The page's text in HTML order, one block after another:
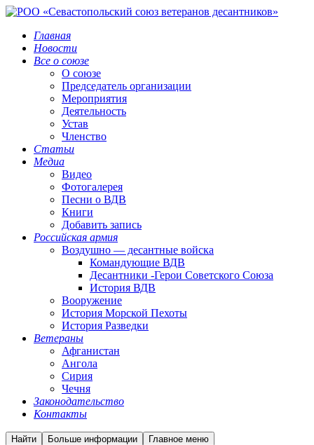
Главная
Новости
Все о союзе
О союзе
Председатель организации
Мероприятия
Деятельность
Устав
Членство
Статьи
Медиа
Видео
Фотогалерея
Песни о ВДВ
Книги
Добавить запись
Российская армия
Воздушно — десантные войска
Командующие ВДВ
Десантники -Герои Советского Союза
История ВДВ
Вооружение
История Морской Пехоты
История Разведки
Ветераны
Афганистан
Ангола
Сирия
Чечня
Законодательство
Контакты
Найти Больше информации Главное меню